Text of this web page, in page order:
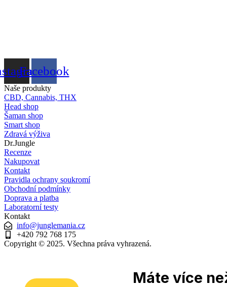
Facebook
Naše produkty
CBD, Cannabis, THX
Head shop
Šaman shop
Smart shop
Zdravá výživa
Dr.Jungle
Recenze
Nakupovat
Kontakt
Pravidla ochrany soukromí
Obchodní podmínky
Doprava a platba
Laboratorní testy
Kontakt
info@junglemania.cz
+420 792 768 175
Copyright © 2025. Všechna práva vyhrazená.
Máte více